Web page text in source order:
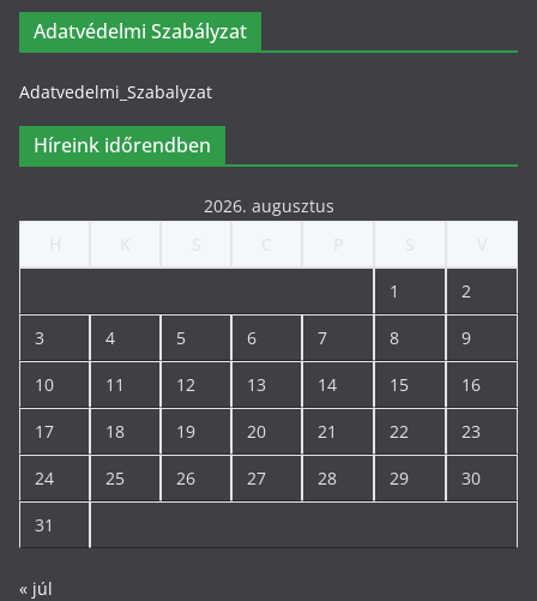
Adatvédelmi Szabályzat
Adatvedelmi_Szabalyzat
Híreink időrendben
2026. augusztus
1 2
3 4 5 6 7 8 9
10 11 12 13 14 15 16
17 18 19 20 21 22 23
24 25 26 27 28 29 30
31
« júl